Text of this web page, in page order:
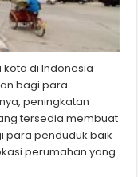
kota di Indonesia
bagi para
peningkatan
tersedia membuat
para penduduk baik
perumahan yang